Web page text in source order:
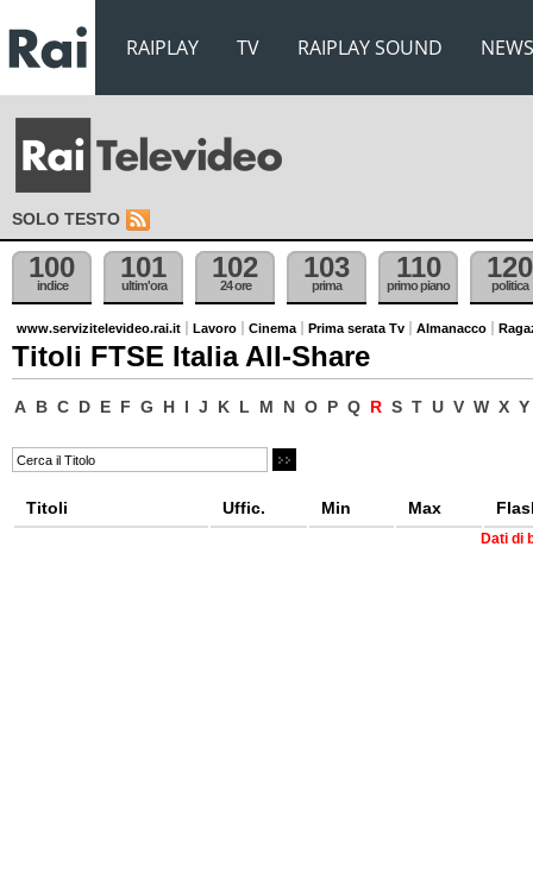
RAIPLAY TV RAIPLAY SOUND NEWS
SOLO TESTO
100
indice
101
ultim'ora
102
24 ore
103
prima
110
primo piano
120
politica
www.servizitelevideo.rai.it Lavoro Cinema Prima serata Tv Almanacco
Titoli FTSE Italia All-Share
A B C D E F G H I J K L M N O P Q R S T U V W X Y
Titoli Uffic. Min Max
Dati di